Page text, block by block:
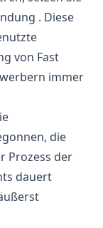
. Diese
von Fast
immer
die
Prozess der
dauert